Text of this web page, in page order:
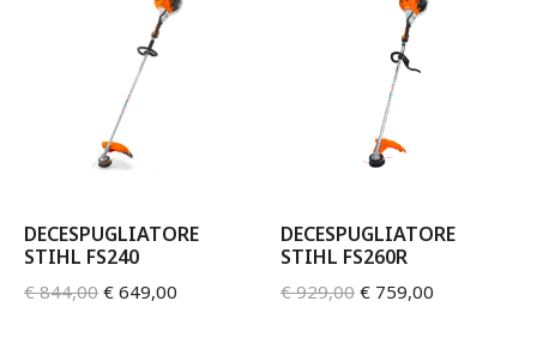
DECESPUGLIATORE
STIHL FS240
€844,00 € 649,00
DECESPUGLIATORE
STIHL FS260R
€929,00 € 759,00